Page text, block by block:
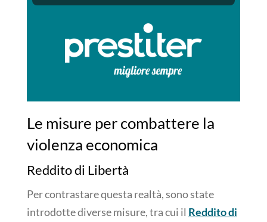
Le misure per combattere la
violenza economica
Reddito di Libertà
Per contrastare questa realtà, sono state
introdotte diverse misure, tra cui il Reddito di